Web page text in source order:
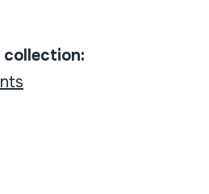
collection: